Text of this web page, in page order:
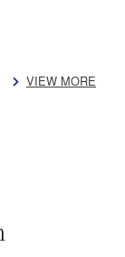
VIEW MORE